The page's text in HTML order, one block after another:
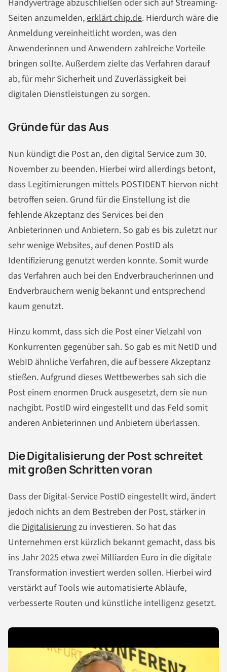
Handyverträge abzuschließen oder sich auf Streaming-
Seiten anzumelden,erklärt chip.de. Hierdurch wäre die
Anmeldung vereinheitlicht worden, was den
Anwenderinnen und Anwendern zahlreiche Vorteile
bringen sollte. Außerdem zielte das Verfahren darauf
ab, für mehr Sicherheit und Zuverlässigkeit bei
digitalen Dienstleistungen zu sorgen.
Gründe für das Aus
Nun kündigt die Post an, den digital Service zum 30.
November zu beenden. Hierbei wird allerdings betont,
dass Legitimierungen mittels POSTIDENT hiervon nicht
betroffen seien. Grund für die Einstellung ist die
fehlende Akzeptanz des Services bei den
Anbieterinnen und Anbietern. So gab es bis zuletzt nur
sehr wenige Websites, auf denen PostID als
Identifizierung genutzt werden konnte. Somit wurde
das Verfahren auch bei den Endverbraucherinnen und
Endverbrauchern wenig bekannt und entsprechend
kaum genutzt.
Hinzu kommt, dass sich die Post einer Vielzahl von
Konkurrenten gegenüber sah. So gab es mit NetID und
WebID ähnliche Verfahren, die auf bessere Akzeptanz
stießen. Aufgrund dieses Wettbewerbes sah sich die
Post einem enormen Druck ausgesetzt, dem sie nun
nachgibt. PostID wird eingestellt und das Feld somit
anderen Anbieterinnen und Anbietern überlassen.
Die Digitalisierung der Post schreitet
mit großen Schritten voran
Dass der Digital-Service PostID eingestellt wird, ändert
jedoch nichts an dem Bestreben der Post, stärker in
dieDigitalisierungzu investieren. So hat das
Unternehmen erst kürzlich bekannt gemacht, dass bis
ins Jahr 2025 etwa zwei Milliarden Euro in die digitale
Transformation investiert werden sollen. Hierbei wird
verstärkt auf Tools wie automatisierte Abläufe,
verbesserte Routen und künstliche intelligenz gesetzt.